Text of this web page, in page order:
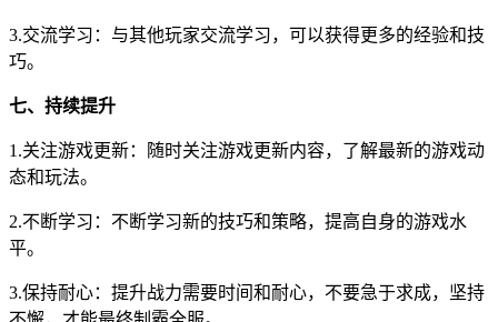
3.交流学习：与其他玩家交流学习，可以获得更多的经验和技
巧。
七、持续提升
1.关注游戏更新：随时关注游戏更新内容，了解最新的游戏动
态和玩法。
2.不断学习：不断学习新的技巧和策略，提高自身的游戏水
平。
3.保持耐心：提升战力需要时间和耐心，不要急于求成，坚持